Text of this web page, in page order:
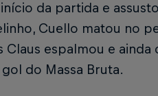
da partida e
Cuello matou no
espalmou e ainda
do Massa Bruta.